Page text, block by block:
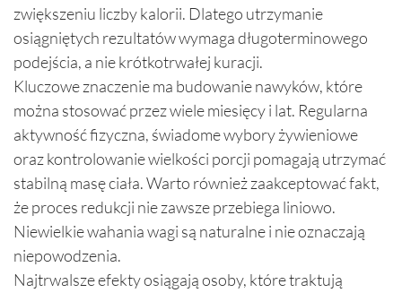
zwiększeniu liczby kalorii. Dlatego utrzymanie
osiągniętych rezultatów wymaga długoterminowego
podejścia, a nie krótkotrwałej kuracji.
Kluczowe znaczenie ma budowanie nawyków, które
można stosować przez wiele miesięcy i lat. Regularna
aktywność fizyczna, świadome wybory żywieniowe
oraz kontrolowanie wielkości porcji pomagają utrzymać
stabilną masę ciała. Warto również zaakceptować fakt,
że proces redukcji nie zawsze przebiega liniowo.
Niewielkie wahania wagi są naturalne i nie oznaczają
niepowodzenia.
Najtrwalsze efekty osiągają osoby, które traktują